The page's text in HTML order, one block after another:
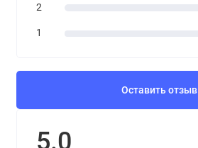
2
1
Оставить отзыв
5.0